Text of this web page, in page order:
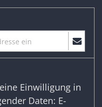
Einwilligung in
Daten: E-